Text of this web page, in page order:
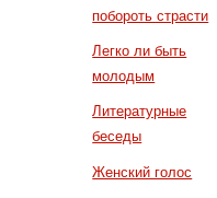
побороть страсти
Легко ли быть
молодым
Литературные
беседы
Женский голос